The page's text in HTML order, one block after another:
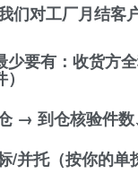
们对工厂月结客
少要有：收货方
→ 到仓核验件数
/并托（按你的单